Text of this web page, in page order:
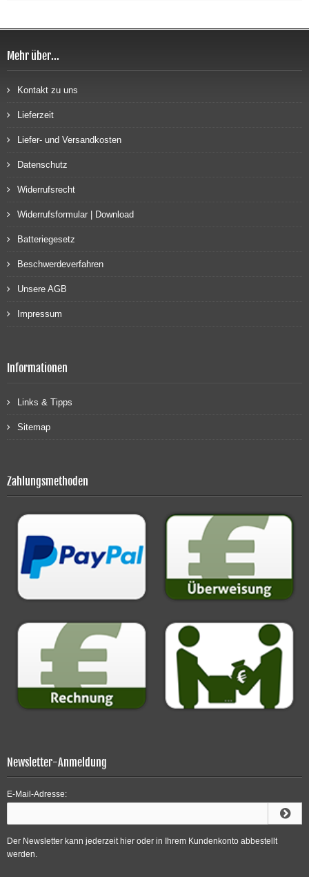
Mehr über...
Kontakt zu uns
Lieferzeit
Liefer- und Versandkosten
Datenschutz
Widerrufsrecht
Widerrufsformular | Download
Batteriegesetz
Beschwerdeverfahren
Unsere AGB
Impressum
Informationen
Links & Tipps
Sitemap
Zahlungsmethoden
Newsletter-Anmeldung
E-Mail-Adresse:
Der Newsletter kann jederzeit hier oder in Ihrem Kundenkonto abbestellt
werden.